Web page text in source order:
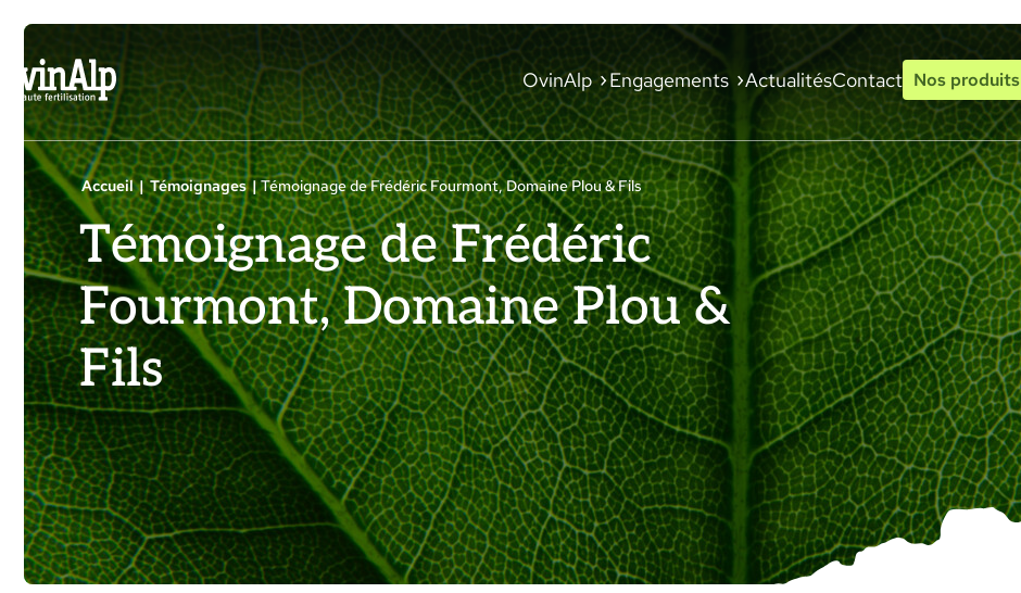
contenu
OvinAlp Engagements ActualitésContact Nos produits
Accueil|Témoignages|Témoignage de Frédéric Fourmont, Domaine Plou & Fils
Témoignage de Frédéric
Fourmont, Domaine Plou &
Fils